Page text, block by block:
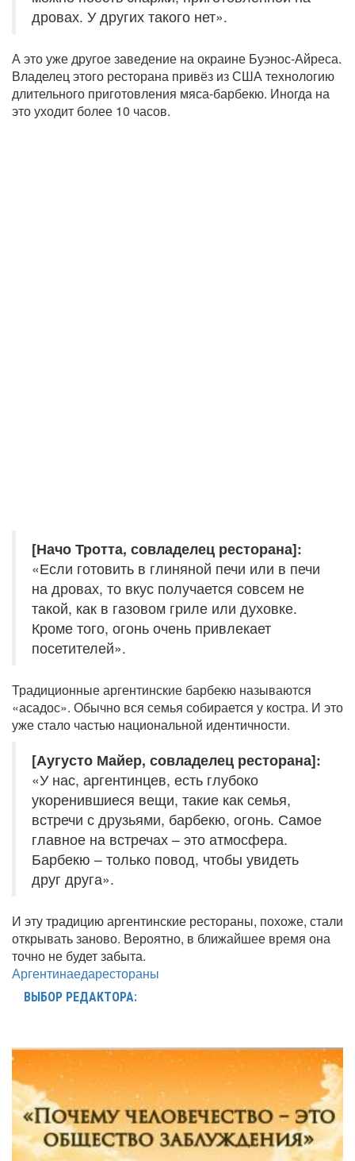
дровах. У других такого нет».
А это уже другое заведение на окраине Буэнос-Айреса.
Владелец этого ресторана привёз из США технологию
длительного приготовления мяса-барбекю. Иногда на
это уходит более 10 часов.
[Начо Тротта, совладелец ресторана]:
«Если готовить в глиняной печи или в печи
на дровах, то вкус получается совсем не
такой, как в газовом гриле или духовке.
Кроме того, огонь очень привлекает
посетителей».
Традиционные аргентинские барбекю называются
«асадос». Обычно вся семья собирается у костра. И это
уже стало частью национальной идентичности.
[Аугусто Майер, совладелец ресторана]:
«У нас, аргентинцев, есть глубоко
укоренившиеся вещи, такие как семья,
встречи с друзьями, барбекю, огонь. Самое
главное на встречах – это атмосфера.
Барбекю – только повод, чтобы увидеть
друг друга».
И эту традицию аргентинские рестораны, похоже, стали
открывать заново. Вероятно, в ближайшее время она
точно не будет забыта.
Аргентинаедарестораны
ВЫБОР РЕДАКТОРА: